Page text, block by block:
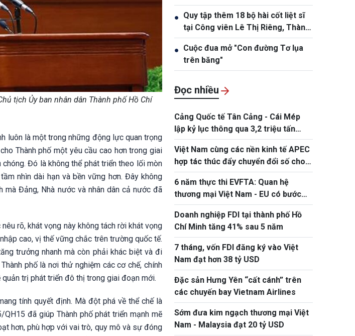
tịch Ủy ban nhân dân Thành phố Hồ Chí
luôn là một trong những động lực quan trọng
Thành phố một yêu cầu cao hơn trong giai
Đó là không thể phát triển theo lối mòn
nhìn dài hạn và bền vững hơn. Đây không
mà Đảng, Nhà nước và nhân dân cả nước đã
rõ, khát vọng này không tách rời khát vọng
cao, vị thế vững chắc trên trường quốc tế.
trưởng nhanh mà còn phải khác biệt và đi
phố là nơi thử nghiệm các cơ chế, chính
trị phát triển đô thị trong giai đoạn mới.
tính quyết định. Mà đột phá về thể chế là
đã giúp Thành phố phát triển mạnh mẽ
hơn, phù hợp với vai trò, quy mô và sự đóng
● Quy tập thêm 18 bộ hài cốt liệt sĩ
tại Công viên Lê Thị Riêng, Thành
phố Hồ Chí Minh
● Cuộc đua mở "Con đường Tơ lụa
trên băng"
Đọc nhiều
Cảng Quốc tế Tân Cảng - Cái Mép
lập kỷ lục thông qua 3,2 triệu tấn
hàng hóa
Việt Nam cùng các nền kinh tế APEC
hợp tác thúc đẩy chuyển đổi số cho
doanh nghiệp siêu nhỏ, nhỏ và vừa
6 năm thực thi EVFTA: Quan hệ
thương mại Việt Nam - EU có bước
tiến ấn tượng
Doanh nghiệp FDI tại thành phố Hồ
Chí Minh tăng 41% sau 5 năm
7 tháng, vốn FDI đăng ký vào Việt
Nam đạt hơn 38 tỷ USD
Đặc sản Hưng Yên “cất cánh” trên
các chuyến bay Vietnam Airlines
Sớm đưa kim ngạch thương mại Việt
Nam - Malaysia đạt 20 tỷ USD